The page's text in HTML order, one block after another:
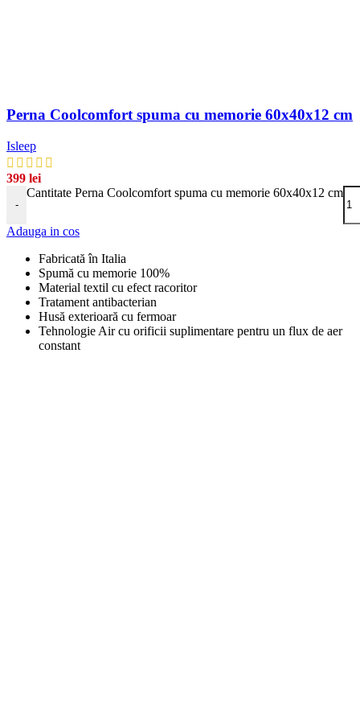
Perna Coolcomfort spuma cu memorie 60x40x12 cm
Isleep
399 lei
-
Cantitate Perna Coolcomfort spuma cu memorie 60x40x12 cm
Adauga in cos
Fabricată în Italia
Spumă cu memorie 100%
Material textil cu efect racoritor
Tratament antibacterian
Husă exterioară cu fermoar
Tehnologie Air cu orificii suplimentare pentru un flux de aer
constant